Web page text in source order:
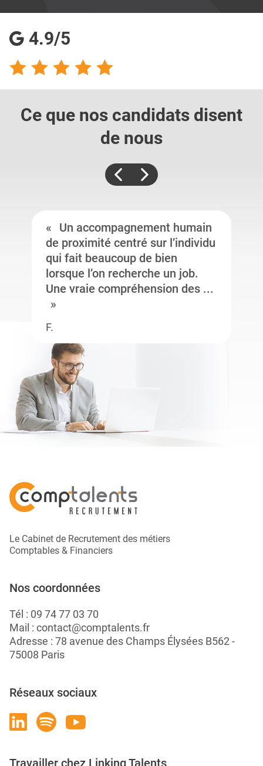
4.9/5
Ce que nos candidats disent
de nous
Un accompagnement humain
de proximité centré sur l’individu
qui fait beaucoup de bien
lorsque l’on recherche un job.
Une vraie compréhension des ...
F.
Le Cabinet de Recrutement des métiers
Comptables & Financiers
Nos coordonnées
Tél : 09 74 77 03 70
Mail : contact@comptalents.fr
Adresse : 78 avenue des Champs Élysées B562 -
75008 Paris
Réseaux sociaux
Travailler chez Linking Talents